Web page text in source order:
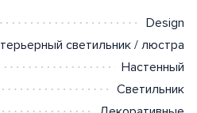
Design
светильник / люстра
Настенный
Светильник